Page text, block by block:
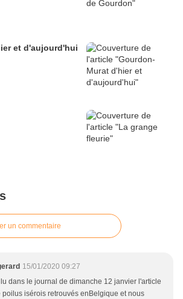
et d'aujourd'hui
un commentaire
15/01/2020 09:27
dans le journal de dimanche 12 janvier l'article
poilus isérois retrouvés enBelgique et nous